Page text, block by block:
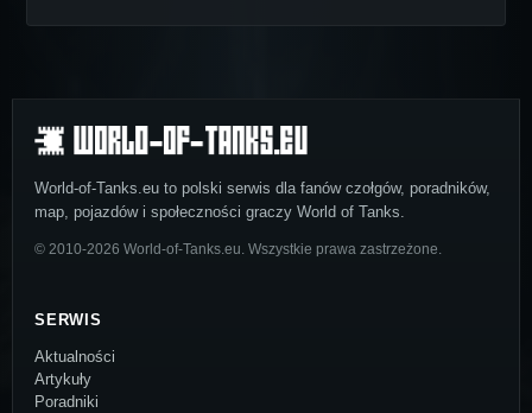
World-of-Tanks.eu to polski serwis dla fanów czołgów, poradników,
map, pojazdów i społeczności graczy World of Tanks.
© 2010-2026 World-of-Tanks.eu. Wszystkie prawa zastrzeżone.
SERWIS
Aktualności
Artykuły
Poradniki